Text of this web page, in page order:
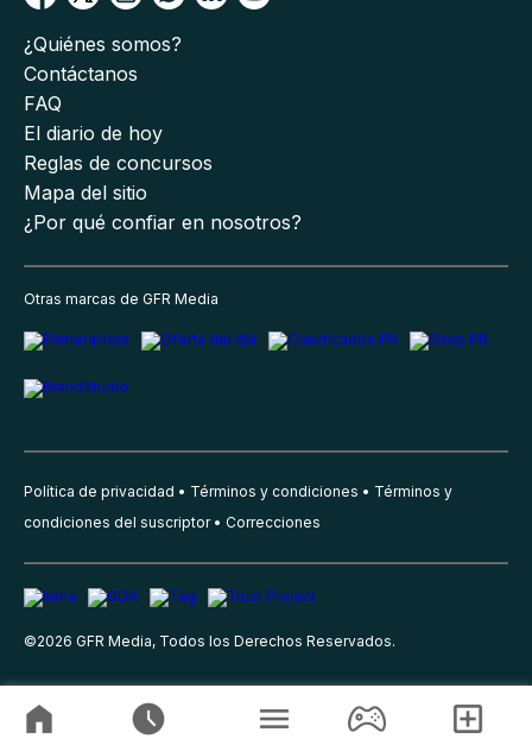
¿Quiénes somos?
Contáctanos
FAQ
El diario de hoy
Reglas de concursos
Mapa del sitio
¿Por qué confiar en nosotros?
Otras marcas de GFR Media
Política de privacidad Términos y condiciones
Términos y
condiciones del suscriptor
Correcciones
©2026 GFR Media, Todos los Derechos Reservados.